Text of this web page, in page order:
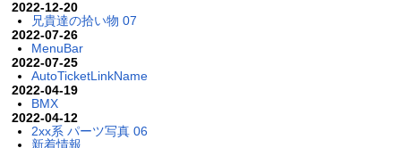
2022-12-20
兄貴達の拾い物 07
2022-07-26
MenuBar
2022-07-25
AutoTicketLinkName
2022-04-19
BMX
2022-04-12
2xx系 パーツ写真 06
新着情報